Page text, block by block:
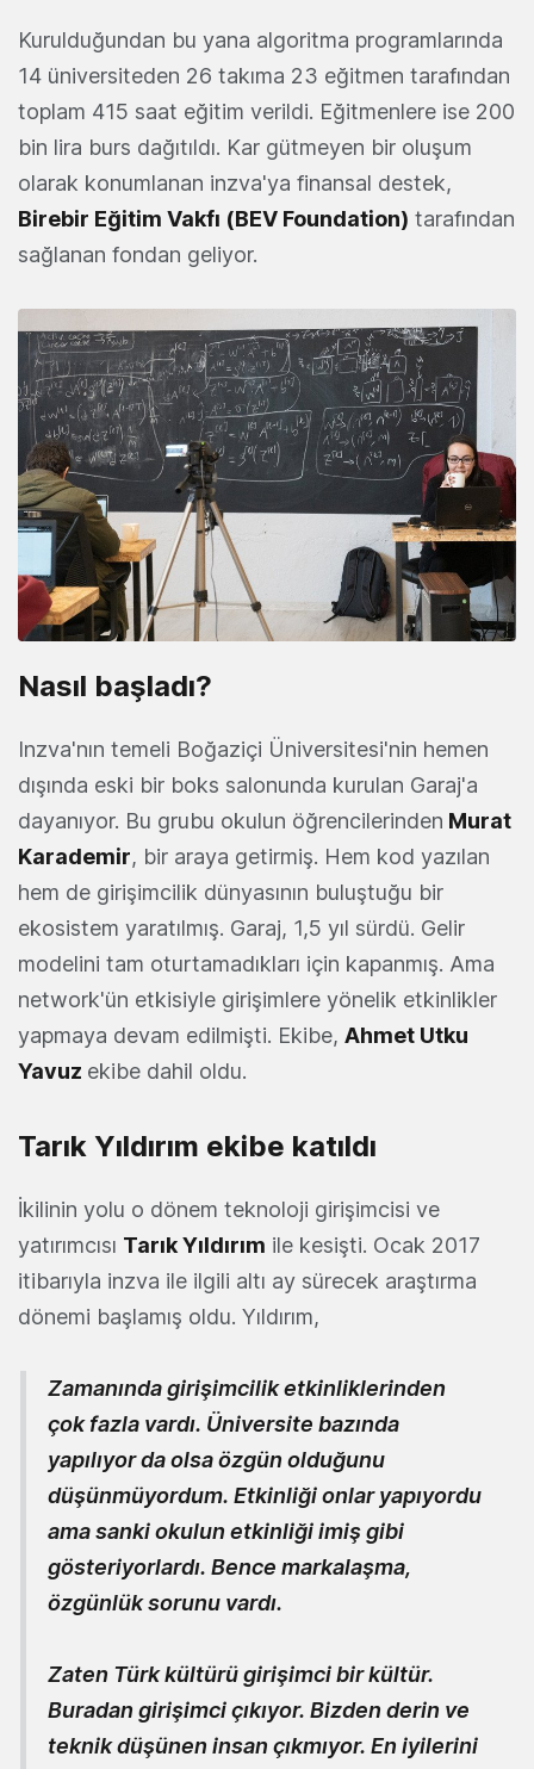
Kurulduğundan bu yana algoritma programlarında
14 üniversiteden 26 takıma 23 eğitmen tarafından
toplam 415 saat eğitim verildi. Eğitmenlere ise 200
bin lira burs dağıtıldı. Kar gütmeyen bir oluşum
olarak konumlanan inzva'ya finansal destek,
Birebir Eğitim Vakfı (BEV Foundation) tarafından
sağlanan fondan geliyor.
Nasıl başladı?
Inzva'nın temeli Boğaziçi Üniversitesi'nin hemen
dışında eski bir boks salonunda kurulan Garaj'a
dayanıyor. Bu grubu okulun öğrencilerinden Murat
Karademir, bir araya getirmiş. Hem kod yazılan
hem de girişimcilik dünyasının buluştuğu bir
ekosistem yaratılmış. Garaj, 1,5 yıl sürdü. Gelir
modelini tam oturtamadıkları için kapanmış. Ama
network'ün etkisiyle girişimlere yönelik etkinlikler
yapmaya devam edilmişti. Ekibe, Ahmet Utku
Yavuz ekibe dahil oldu.
Tarık Yıldırım ekibe katıldı
İkilinin yolu o dönem teknoloji girişimcisi ve
yatırımcısı Tarık Yıldırım ile kesişti. Ocak 2017
itibarıyla inzva ile ilgili altı ay sürecek araştırma
dönemi başlamış oldu. Yıldırım,
Zamanında girişimcilik etkinliklerinden
çok fazla vardı. Üniversite bazında
yapılıyor da olsa özgün olduğunu
düşünmüyordum. Etkinliği onlar yapıyordu
ama sanki okulun etkinliği imiş gibi
gösteriyorlardı. Bence markalaşma,
özgünlük sorunu vardı.
Zaten Türk kültürü girişimci bir kültür.
Buradan girişimci çıkıyor. Bizden derin ve
teknik düşünen insan çıkmıyor. En iyilerini